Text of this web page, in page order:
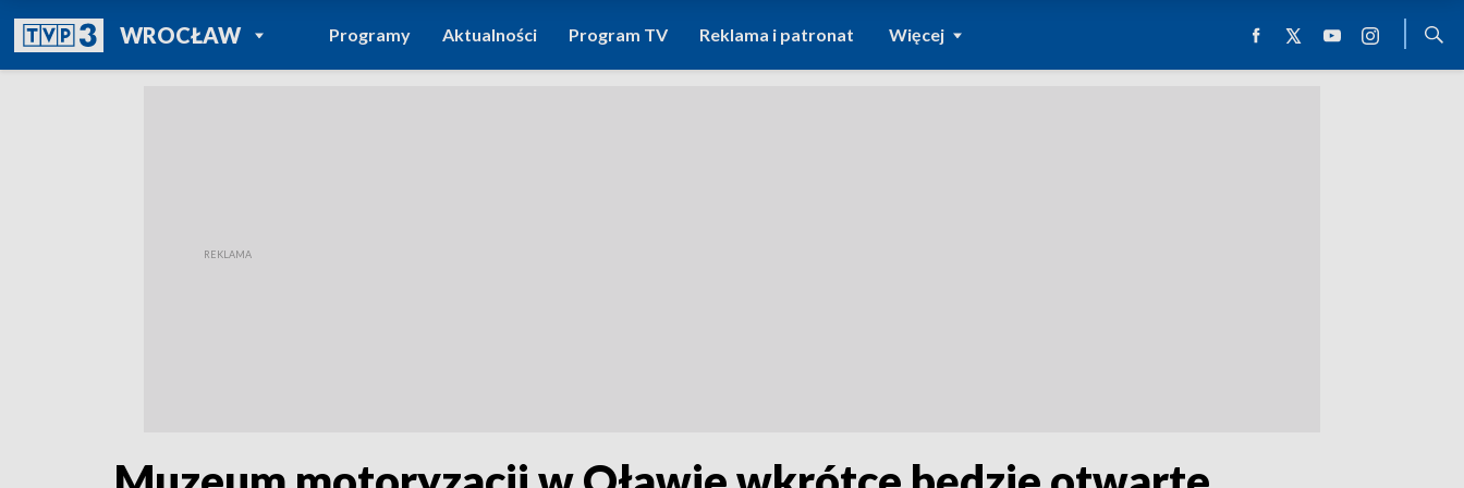
WROCŁAWPOWRÓT DO
TVP REGIONY
Programy Aktualności Program TV Reklama i patronat Więcej